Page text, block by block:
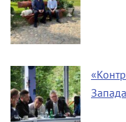
Запада